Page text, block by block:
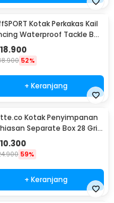
Kotak Perkakas Kail
Waterproof Tackle Box
- MCC01
18.900
52%
+ Keranjang
Kotak Penyimpanan
Separate Box 28 Grid
14
10.300
59%
+ Keranjang